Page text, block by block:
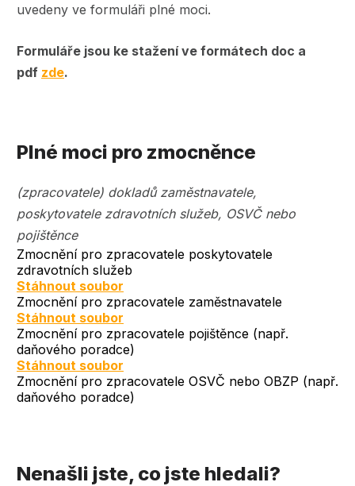
uvedeny ve formuláři plné moci.
Formuláře jsou ke stažení ve formátech doc a
pdf zde.
Plné moci pro zmocněnce
(zpracovatele) dokladů zaměstnavatele,
poskytovatele zdravotních služeb, OSVČ nebo
pojištěnce
Zmocnění pro zpracovatele poskytovatele
zdravotních služeb
Document
Stáhnout soubor
Zmocnění pro zpracovatele zaměstnavatele
Document
Stáhnout soubor
Zmocnění pro zpracovatele pojištěnce (např.
daňového poradce)
Document
Stáhnout soubor
Zmocnění pro zpracovatele OSVČ nebo OBZP (např.
daňového poradce)
Nenašli jste, co jste hledali?